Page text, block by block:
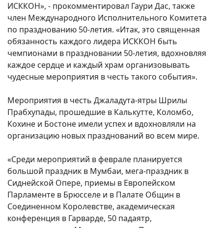
ИСККОН», - прокомментировал Гаури Дас, также
член Международного Исполнительного Комитета
по празднованию 50-летия. «Итак, это священная
обязанность каждого лидера ИСККОН быть
чемпионами в праздновании 50-летия, вдохновляя
каждое сердце и каждый храм организовывать
чудесные мероприятия в честь такого события».
Мероприятия в честь Джаладута-ятры Шрилы
Прабхупады, прошедшие в Калькутте, Коломбо,
Кохине и Бостоне имели успех и вдохновляли на
организацию новых празднований во всем мире.
«Среди мероприятий в феврале планируется
большой праздник в Мумбаи, мега-праздник в
Сиднейской Опере, приемы в Европейском
Парламенте в Брюсселе и в Палате Общин в
Соединенном Королевстве, академическая
конференция в Гарварде, 50 падаятр,